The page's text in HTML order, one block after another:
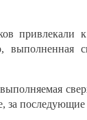
привлекали
за